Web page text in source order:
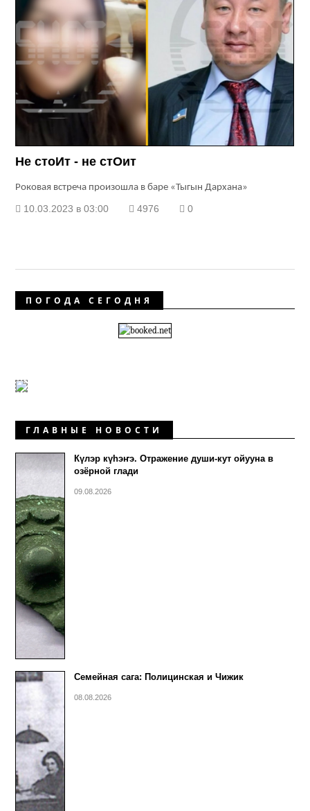
Не стоИт - не стОит
Роковая встреча произошла в баре «Тыгын Дархана»
10.03.2023 в 03:00 4976 0
ПОГОДА СЕГОДНЯ
ГЛАВНЫЕ НОВОСТИ
Күлэр күhэҥэ. Отражение души-кут ойууна в
озёрной глади
09.08.2026
Семейная сага: Полицинская и Чижик
08.08.2026